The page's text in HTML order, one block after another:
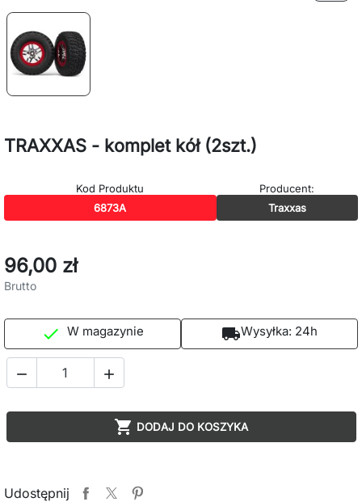
TRAXXAS - komplet kół (2szt.)
Kod Produktu
6873A
Producent:
Traxxas
96,00 zł
Brutto
 W magazynie local_shippingWysyłka: 24h
 
 DODAJ DO KOSZYKA
Udostępnij